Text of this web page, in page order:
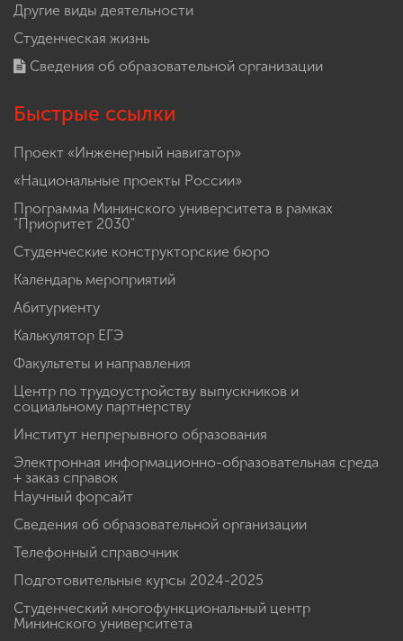
Другие виды деятельности
Студенческая жизнь
Сведения об образовательной организации
Быстрые ссылки
Проект «Инженерный навигатор»
«Национальные проекты России»
Программа Мининского университета в рамках
"Приоритет 2030"
Студенческие конструкторские бюро
Календарь мероприятий
Абитуриенту
Калькулятор ЕГЭ
Факультеты и направления
Центр по трудоустройству выпускников и
социальному партнерству
Институт непрерывного образования
Электронная информационно-образовательная среда
+ заказ справок
Научный форсайт
Сведения об образовательной организации
Телефонный справочник
Подготовительные курсы 2024-2025
Студенческий многофункциональный центр
Мининского университета